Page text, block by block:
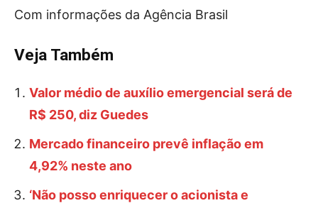
Com informações da Agência Brasil
Veja Também
Valor médio de auxílio emergencial será de
R$ 250, diz Guedes
Mercado financeiro prevê inflação em
4,92% neste ano
‘Não posso enriquecer o acionista e